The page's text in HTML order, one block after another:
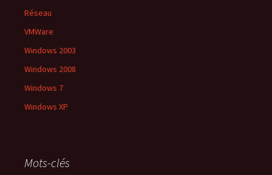
Réseau
VMWare
Windows 2003
Windows 2008
Windows 7
Windows XP
Mots-clés